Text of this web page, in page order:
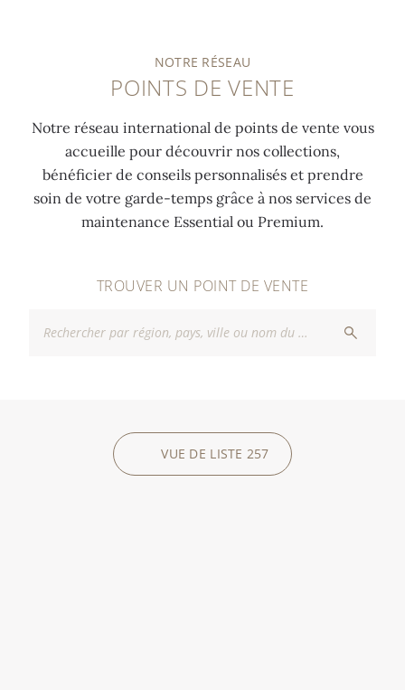
NOTRE RÉSEAU
POINTS DE VENTE
Notre réseau international de points de vente vous
accueille pour découvrir nos collections,
bénéficier de conseils personnalisés et prendre
soin de votre garde-temps grâce à nos services de
maintenance Essential ou Premium.
TROUVER UN POINT DE VENTE
VUE DE LISTE 257